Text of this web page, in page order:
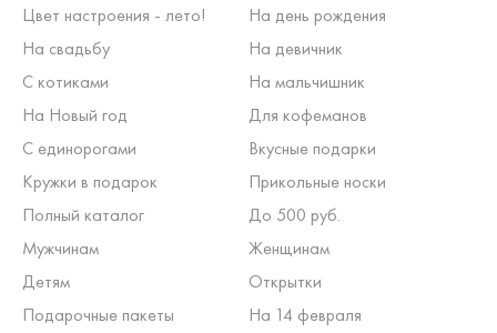
Цвет настроения - лето!
На день рождения
На свадьбу
На девичник
С котиками
На мальчишник
На Новый год
Для кофеманов
С единорогами
Вкусные подарки
Кружки в подарок
Прикольные носки
Полный каталог
До 500 руб.
Мужчинам
Женщинам
Детям
Открытки
Подарочные пакеты
На 14 февраля